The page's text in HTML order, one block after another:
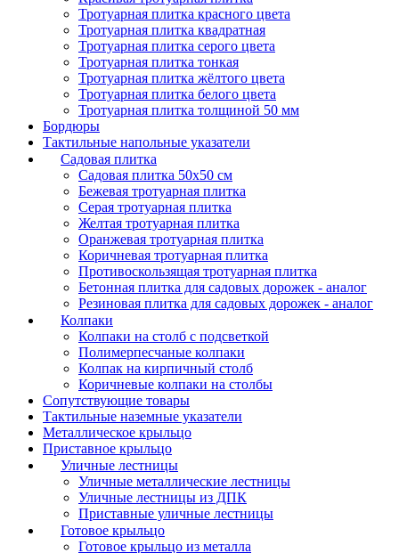
Тротуарная плитка красного цвета
Тротуарная плитка квадратная
Тротуарная плитка серого цвета
Тротуарная плитка тонкая
Тротуарная плитка жёлтого цвета
Тротуарная плитка белого цвета
Тротуарная плитка толщиной 50 мм
Бордюры
Тактильные напольные указатели
Садовая плитка
Садовая плитка 50х50 см
Бежевая тротуарная плитка
Серая тротуарная плитка
Желтая тротуарная плитка
Оранжевая тротуарная плитка
Коричневая тротуарная плитка
Противоскользящая тротуарная плитка
Бетонная плитка для садовых дорожек - аналог
Резиновая плитка для садовых дорожек - аналог
Колпаки
Колпаки на столб с подсветкой
Полимерпесчаные колпаки
Колпак на кирпичный столб
Коричневые колпаки на столбы
Сопутствующие товары
Тактильные наземные указатели
Металлическое крыльцо
Приставное крыльцо
Уличные лестницы
Уличные металлические лестницы
Уличные лестницы из ДПК
Приставные уличные лестницы
Готовое крыльцо
Готовое крыльцо из металла